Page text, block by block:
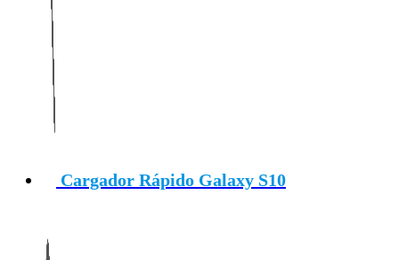
Cargador Rápido Galaxy S10